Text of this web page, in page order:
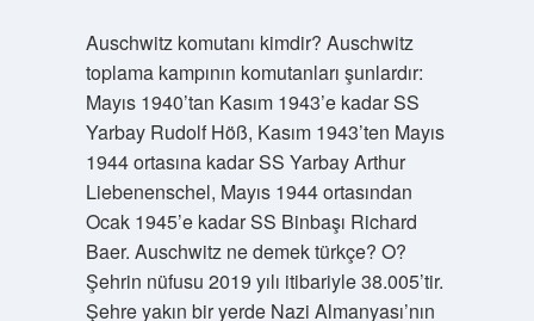
Auschwitz komutanı kimdir? Auschwitz
toplama kampının komutanları şunlardır:
Mayıs 1940’tan Kasım 1943’e kadar SS
Yarbay Rudolf Höß, Kasım 1943’ten Mayıs
1944 ortasına kadar SS Yarbay Arthur
Liebenenschel, Mayıs 1944 ortasından
Ocak 1945’e kadar SS Binbaşı Richard
Baer. Auschwitz ne demek türkçe? O?
Şehrin nüfusu 2019 yılı itibariyle 38.005’tir.
Şehre yakın bir yerde Nazi Almanyası’nın